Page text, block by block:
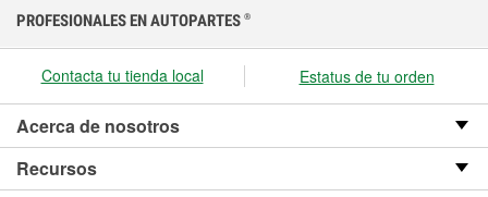
PROFESIONALES EN AUTOPARTES ®
Contacta tu tienda local Estatus de tu orden
Acerca de nosotros
Recursos